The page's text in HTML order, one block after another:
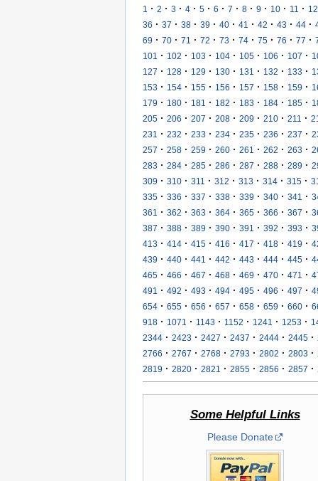
1 · 2 · 3 · 4 · 5 · 6 · 7 · 8 · 9 · 10 · 11 · 12
36 · 37 · 38 · 39 · 40 · 41 · 42 · 43 · 44 ·
69 · 70 · 71 · 72 · 73 · 74 · 75 · 76 · 77 ·
101
· 102 · 103 · 104 · 105 · 106 · 107 ·
127 · 128 · 129 · 130 · 131 · 132 · 133 ·
153 · 154 · 155 · 156 · 157 · 158 · 159 ·
179 · 180 · 181 · 182 · 183 · 184 · 185 ·
205 · 206 · 207 · 208 · 209 · 210 · 211 ·
231
· 232 · 233 · 234 · 235 · 236 · 237 ·
257 · 258 · 259 · 260 · 261 · 262 · 263 ·
283 · 284 · 285 · 286 · 287 · 288 · 289 ·
309 · 310 · 311 · 312 · 313 · 314 · 315 ·
335 · 336 · 337 · 338 · 339 · 340 · 341 ·
361
· 362 · 363 · 364 · 365 · 366 · 367 ·
387 · 388 · 389 · 390 · 391 · 392 · 393 ·
413 · 414 · 415 · 416 · 417 · 418 · 419 ·
439 · 440 · 441 · 442 · 443 · 444 · 445 ·
465 · 466 · 467 · 468 · 469 · 470 · 471 ·
491
· 492 · 493 · 494 · 495 · 496 · 497 ·
654 · 655 · 656 · 657 · 658 · 659 · 660 ·
918 · 1071 · 1143 · 1152 · 1241 · 1253 ·
2344 · 2423 · 2427 · 2437 · 2444 · 2445 ·
2766 · 2767 · 2768 · 2793 · 2802 · 2803 ·
2819 · 2820 · 2821 · 2855 · 2856 · 2857 ·
Some Helpful Links
Please Donate